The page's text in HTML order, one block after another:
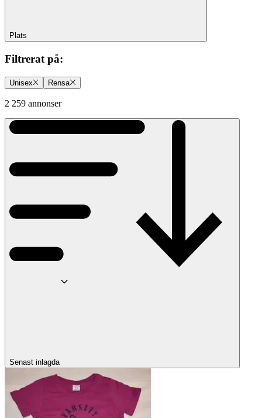
Plats
Filtrerat på:
Unisex Rensa
2 259 annonser
Senast inlagda